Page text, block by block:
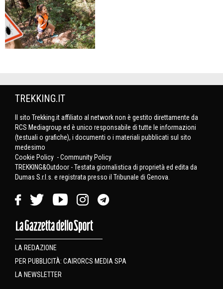
TREKKING.IT
Il sito Trekking.it affiliato al network non è gestito direttamente da
RCS Mediagroup ed è unico responsabile di tutte le informazioni
(testuali o grafiche), i documenti o i materiali pubblicati sul sito
medesimo
Cookie Policy -Community Policy
TREKKING&Outdoor - Testata giornalistica di proprietà ed edita da
Dumas S.r.l.s. e registrata presso il Tribunale di Genova.
LA REDAZIONE
PER PUBBLICITÀ: CAIRORCS MEDIA SPA
LA NEWSLETTER